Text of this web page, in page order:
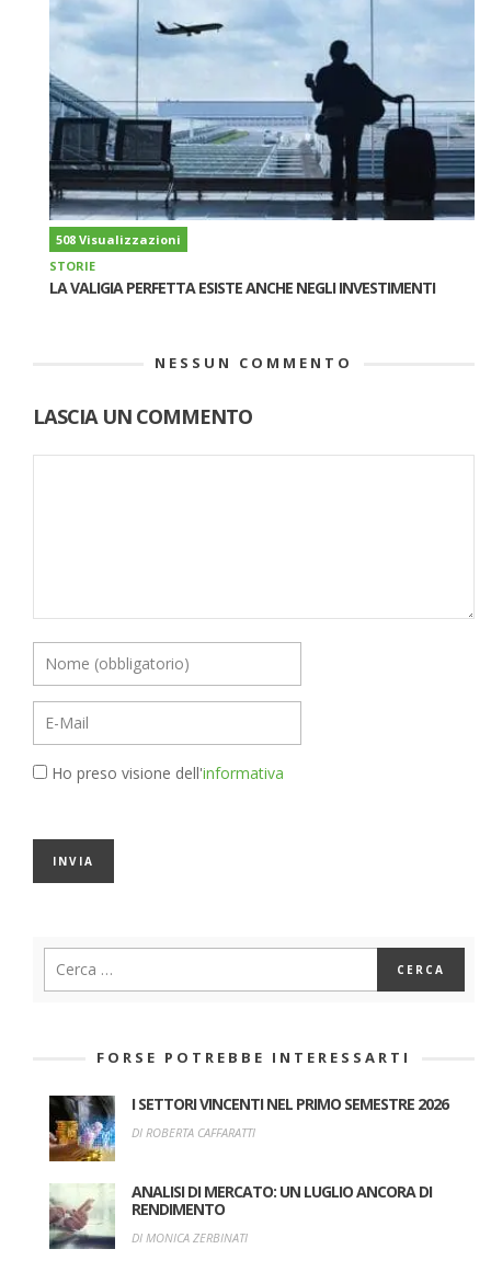
508 Visualizzazioni
STORIE
LA VALIGIA PERFETTA ESISTE ANCHE NEGLI INVESTIMENTI
NESSUN COMMENTO
LASCIA UN COMMENTO
Ho preso visione dell'informativa
FORSE POTREBBE INTERESSARTI
I SETTORI VINCENTI NEL PRIMO SEMESTRE 2026
DI ROBERTA CAFFARATTI
ANALISI DI MERCATO: UN LUGLIO ANCORA DI
RENDIMENTO
DI MONICA ZERBINATI